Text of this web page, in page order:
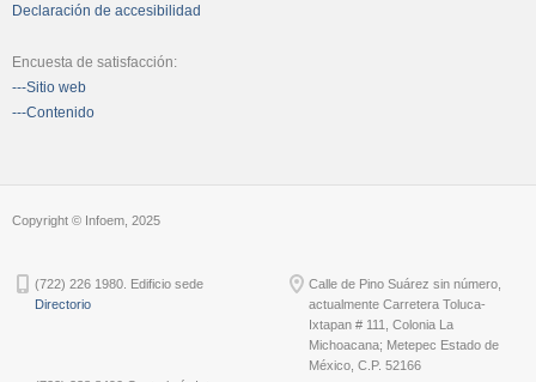
Declaración de accesibilidad
Encuesta de satisfacción:
---Sitio web
---Contenido
Copyright © Infoem, 2025
(722) 226 1980. Edificio sede
Directorio
Calle de Pino Suárez sin número,
actualmente Carretera Toluca-
Ixtapan # 111, Colonia La
Michoacana; Metepec Estado de
México, C.P. 52166